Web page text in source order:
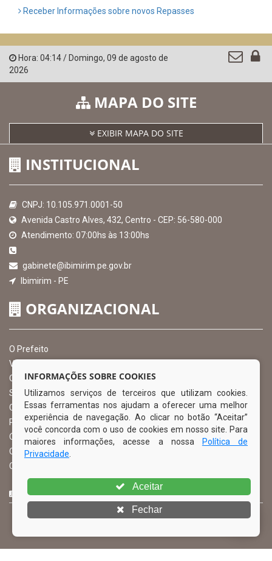
Receber Informações sobre novos Repasses
Hora: 04:14/ Domingo, 09 de agosto de
2026
MAPA DO SITE
EXIBIR MAPA DO SITE
INSTITUCIONAL
CNPJ: 10.105.971.0001-50
Avenida Castro Alves, 432, Centro - CEP: 56-580-000
Atendimento: 07:00hs às 13:00hs
gabinete@ibimirim.pe.gov.br
Ibimirim - PE
ORGANIZACIONAL
O Prefeito
Vice Prefeito
Ouvidoria Municipal
Serviço de Informação ao Cidadão – SIC
Chefe de Gabinete
Procuradoria Geral
Órgão de Controle Interno
Organograma
Comissão Permanente de Licitação – CPL
CURTA NOSSA FAN PAGE
INFORMAÇÕES SOBRE COOKIES
Utilizamos serviços de terceiros que utilizam cookies.
Essas ferramentas nos ajudam a oferecer uma melhor
experiência de navegação. Ao clicar no botão “Aceitar”
você concorda com o uso de cookies em nosso site. Para
maiores informações, acesse a nossa
Política de
Privacidade
Aceitar
Fechar